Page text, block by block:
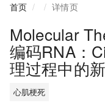
首页 详情页
Molecular
编码RNA：
理过程中的
心肌梗死